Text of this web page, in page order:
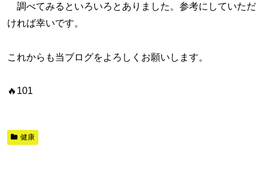
調べてみるといろいろとありました。参考にしていただ
ければ幸いです。
これからも当ブログをよろしくお願いします。
🔥101
健康